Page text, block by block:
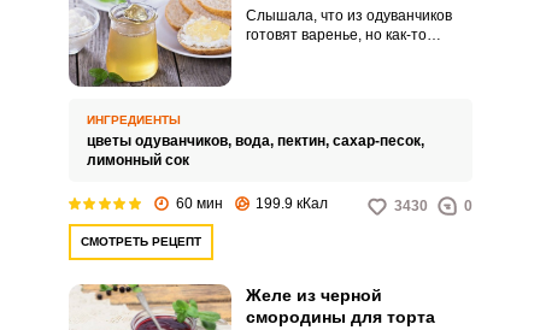
Слышала, что из одуванчиков
готовят варенье, но как-то
настолько это вкусное угощение.
ИНГРЕДИЕНТЫ
цветы одуванчиков, вода, пектин, сахар-песок,
лимонный сок
60 мин 199.9 кКал 3430 0
СМОТРЕТЬ РЕЦЕПТ
Желе из черной
смородины для торта